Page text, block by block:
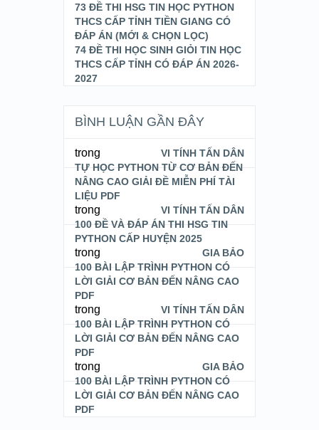
73 ĐỀ THI HSG TIN HỌC PYTHON
THCS CẤP TỈNH TIỀN GIANG CÓ
ĐÁP ÁN (MỚI & CHỌN LỌC)
74 ĐỀ THI HỌC SINH GIỎI TIN HỌC
THCS CẤP TỈNH CÓ ĐÁP ÁN 2026-
2027
BÌNH LUẬN GẦN ĐÂY
VI TÍNH TẤN DÂN
trong
TỰ HỌC PYTHON TỪ CƠ BẢN ĐẾN
NÂNG CAO GIẢI ĐỀ MIỄN PHÍ TÀI
LIỆU PDF
VI TÍNH TẤN DÂN
trong
100 ĐỀ VÀ ĐÁP ÁN THI HSG TIN
PYTHON CẤP HUYỆN 2025
GIA BẢO
trong
100 BÀI LẬP TRÌNH PYTHON CÓ
LỜI GIẢI CƠ BẢN ĐẾN NÂNG CAO
PDF
VI TÍNH TẤN DÂN
trong
100 BÀI LẬP TRÌNH PYTHON CÓ
LỜI GIẢI CƠ BẢN ĐẾN NÂNG CAO
PDF
GIA BẢO
trong
100 BÀI LẬP TRÌNH PYTHON CÓ
LỜI GIẢI CƠ BẢN ĐẾN NÂNG CAO
PDF